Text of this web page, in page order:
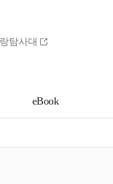
탐사대
eBook